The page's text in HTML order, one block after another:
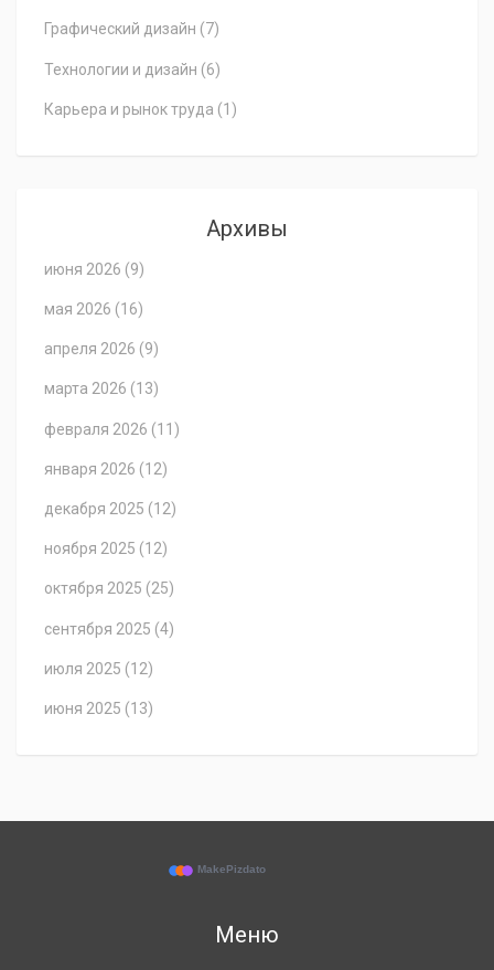
Графический дизайн (7)
Технологии и дизайн (6)
Карьера и рынок труда (1)
Архивы
июня 2026 (9)
мая 2026 (16)
апреля 2026 (9)
марта 2026 (13)
февраля 2026 (11)
января 2026 (12)
декабря 2025 (12)
ноября 2025 (12)
октября 2025 (25)
сентября 2025 (4)
июля 2025 (12)
июня 2025 (13)
Меню